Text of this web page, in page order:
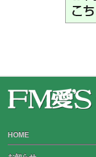
HOME